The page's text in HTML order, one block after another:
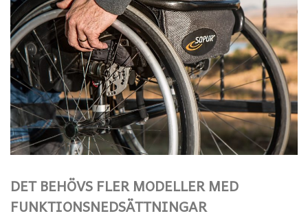
DET BEHÖVS FLER MODELLER MED
FUNKTIONSNEDSÄTTNINGAR